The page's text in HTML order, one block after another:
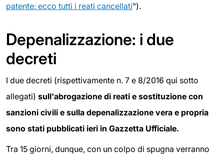
patente: ecco tutti i reati cancellati").
Depenalizzazione: i due
decreti
I due decreti (rispettivamente n. 7 e 8/2016 qui sotto
allegati) sull'abrogazione di reati e sostituzione con
sanzioni civili e sulla depenalizzazione vera e propria
sono stati pubblicati ieri in Gazzetta Ufficiale.
Tra 15 giorni, dunque, con un colpo di spugna verranno